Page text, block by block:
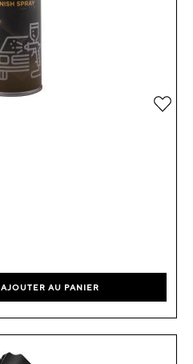
AJOUTER AU PANIER